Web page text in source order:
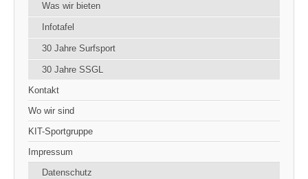
Was wir bieten
Infotafel
30 Jahre Surfsport
30 Jahre SSGL
Kontakt
Wo wir sind
KIT-Sportgruppe
Impressum
Datenschutz